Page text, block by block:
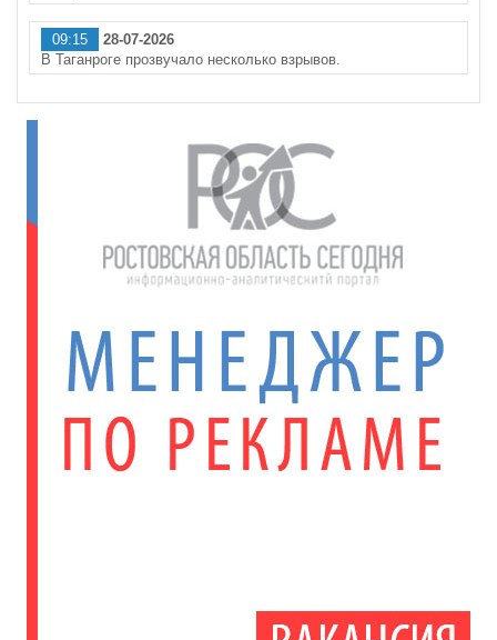
09:15
28-07-2026
В Таганроге прозвучало несколько взрывов.